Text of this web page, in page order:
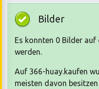
Bilder
Es konnten 0 Bilder auf
werden.
Auf 366-huay.kaufen
meisten davon